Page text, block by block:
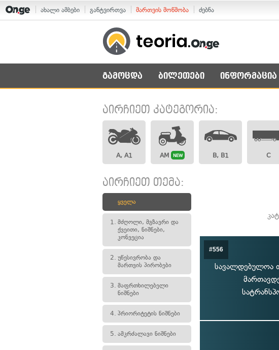
ახალი ამბები განტვირთვა მართვის მოწმობა ძებნა
გამოცდა ბილეთები ინფორმაცია
აირჩიეთ კატეგორია:
A, A1 AM NEW B, B1 C
აირჩიეთ თემა:
ყველა
1. მძღოლი, მგზავრი და
ქვეითი, ნიშნები,
კონვეცია
2. უწესივრობა და
მართვის პირობები
3. მაფრთხილებელი
ნიშნები
4. პრიორიტეტის ნიშნები
5. ამკრძალავი ნიშნები
#556
სავალდებულოა